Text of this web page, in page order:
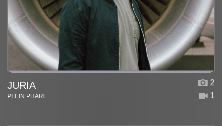
JURIA
PLEIN PHARE
2
1